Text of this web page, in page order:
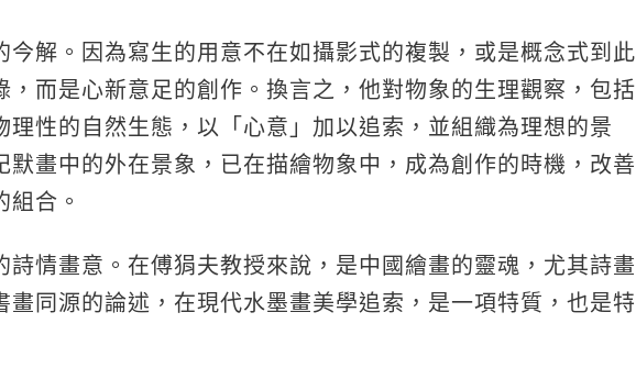
今解。因為寫生的用意不在如攝影式的複製，或是概念式到此
，而是心新意足的創作。換言之，他對物象的生理觀察，包括
理性的自然生態，以「心意」加以追索，並組織為理想的景
默畫中的外在景象，已在描繪物象中，成為創作的時機，改善
合。
詩情畫意。在傅狷夫教授來說，是中國繪畫的靈魂，尤其詩畫
畫同源的論述，在現代水墨畫美學追索，是一項特質，也是特